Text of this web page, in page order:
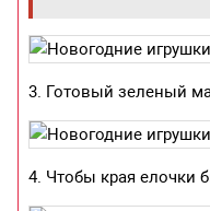
3. Готовый зеленый
4. Чтобы края елочки